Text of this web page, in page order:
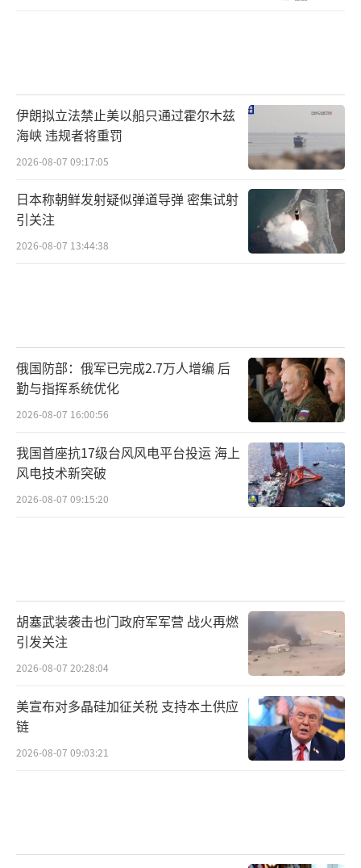
伊朗拟立法禁止美以船只通过霍尔木兹
海峡 违规者将重罚
2026-08-07 09:17:05
日本称朝鲜发射疑似弹道导弹 密集试射
引关注
2026-08-07 13:44:38
俄国防部：俄军已完成2.7万人增编 后
勤与指挥系统优化
2026-08-07 16:00:56
我国首座抗17级台风风电平台投运 海上
风电技术新突破
2026-08-07 09:15:20
胡塞武装袭击也门政府军军营 战火再燃
引发关注
2026-08-07 20:28:04
美宣布对多晶硅加征关税 支持本土供应
链
2026-08-07 09:03:21